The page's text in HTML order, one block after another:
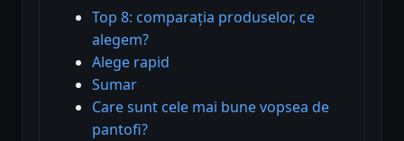
Top 8: comparația produselor, ce
alegem?
Alege rapid
Sumar
Care sunt cele mai bune vopsea de
pantofi?